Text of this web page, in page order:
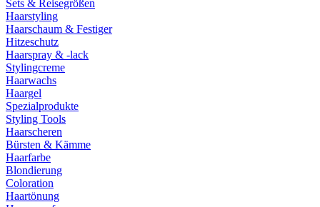
Sets & Reisegrößen
Haarstyling
Haarschaum & Festiger
Hitzeschutz
Haarspray & -lack
Stylingcreme
Haarwachs
Haargel
Spezialprodukte
Styling Tools
Haarscheren
Bürsten & Kämme
Haarfarbe
Blondierung
Coloration
Haartönung